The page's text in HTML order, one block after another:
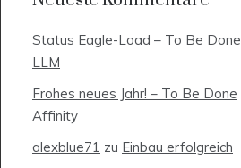
Status Eagle-Load – To Be Done
LLM
Frohes neues Jahr! – To Be Done
Affinity
alexblue71 zu Einbau erfolgreich